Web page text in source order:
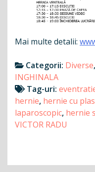
Mai multe detalii:
Categorii: Diverse,
INGHINALA
Tag-uri:
hernie, hernie cu
laparoscopic, hernie
VICTOR RADU